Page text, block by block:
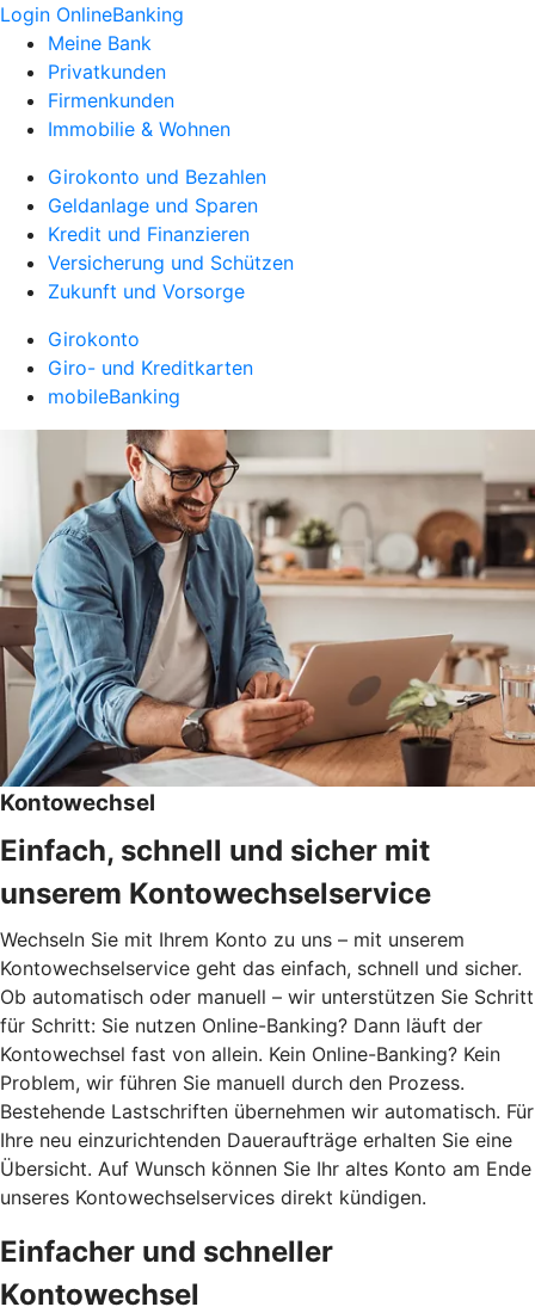
Login OnlineBanking
Meine Bank
Privatkunden
Firmenkunden
Immobilie & Wohnen
Girokonto und Bezahlen
Geldanlage und Sparen
Kredit und Finanzieren
Versicherung und Schützen
Zukunft und Vorsorge
Girokonto
Giro- und Kreditkarten
mobileBanking
Kontowechsel
Einfach, schnell und sicher mit
unserem Kontowechselservice
Wechseln Sie mit Ihrem Konto zu uns – mit unserem
Kontowechselservice geht das einfach, schnell und sicher.
Ob automatisch oder manuell – wir unterstützen Sie Schritt
für Schritt: Sie nutzen Online-Banking? Dann läuft der
Kontowechsel fast von allein. Kein Online-Banking? Kein
Problem, wir führen Sie manuell durch den Prozess.
Bestehende Lastschriften übernehmen wir automatisch. Für
Ihre neu einzurichtenden Daueraufträge erhalten Sie eine
Übersicht. Auf Wunsch können Sie Ihr altes Konto am Ende
unseres Kontowechselservices direkt kündigen.
Einfacher und schneller
Kontowechsel